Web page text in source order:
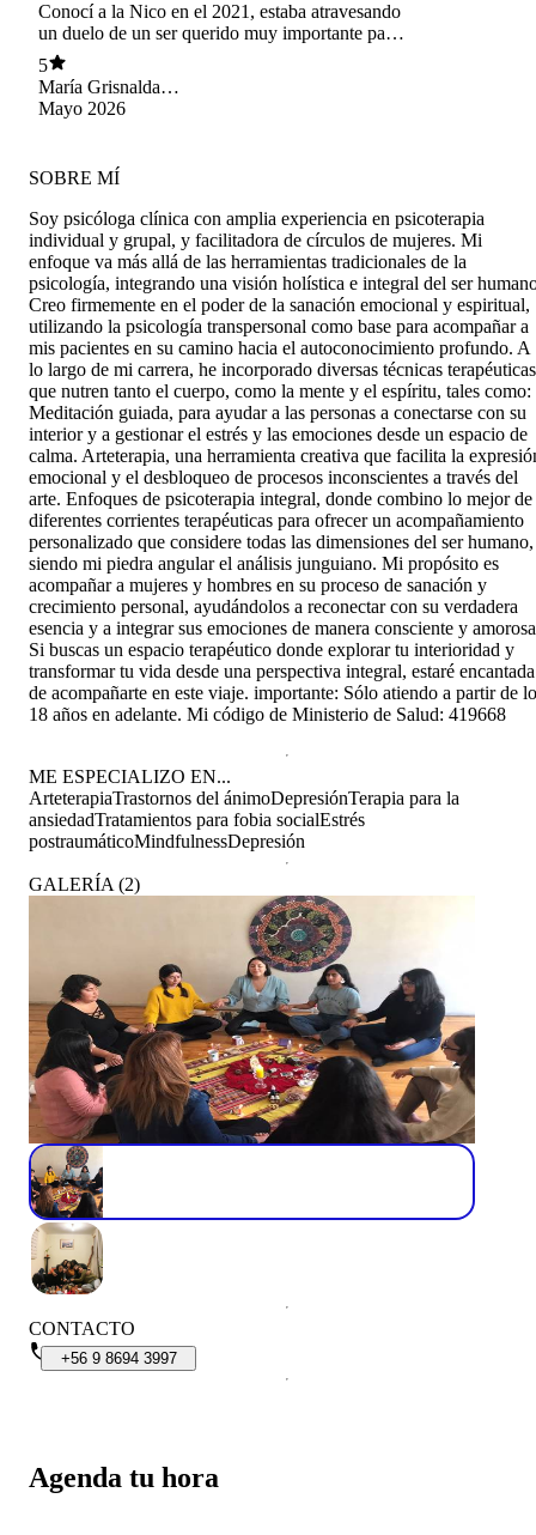
Conocí a la Nico en el 2021, estaba atravesando
un duelo de un ser querido muy importante para
mi y además siendo muy chica, con ella pude
ver luz y enfoque donde no lo encontraba, a lo
largo de los años e tenido varios regresos con
ella, siempre siendo una seca total, con mucha
referente de su carrera y a quién puedo la
recomiendo, porque realmente es maravillosa,
siempre le estaré agradecida y la llevaré en lo
profundo de mi corazón, los buenos
profesionales existen y ella lo es !!! Espero que
mas personas puedan llegar a ella para que les
brinde su guía y apoyo.
5
María Grisnalda
Silva
Mayo 2026
Agenda tu hora
SOBRE MÍ
Soy psicóloga clínica con amplia experiencia en psicoterapia
individual y grupal, y facilitadora de círculos de mujeres. Mi
enfoque va más allá de las herramientas tradicionales de la
psicología, integrando una visión holística e integral del ser
Creo firmemente en el poder de la sanación emocional y espiritual,
utilizando la psicología transpersonal como base para acompañar a
mis pacientes en su camino hacia el autoconocimiento profundo. A
lo largo de mi carrera, he incorporado diversas técnicas terapéuticas
que nutren tanto el cuerpo, como la mente y el espíritu, tales como:
Meditación guiada, para ayudar a las personas a conectarse con su
interior y a gestionar el estrés y las emociones desde un espacio de
calma. Arteterapia, una herramienta creativa que facilita la
emocional y el desbloqueo de procesos inconscientes a través del
arte. Enfoques de psicoterapia integral, donde combino lo mejor de
diferentes corrientes terapéuticas para ofrecer un acompañamiento
personalizado que considere todas las dimensiones del ser humano,
siendo mi piedra angular el análisis junguiano. Mi propósito es
acompañar a mujeres y hombres en su proceso de sanación y
crecimiento personal, ayudándolos a reconectar con su verdadera
esencia y a integrar sus emociones de manera consciente y
Si buscas un espacio terapéutico donde explorar tu interioridad y
transformar tu vida desde una perspectiva integral, estaré encantada
de acompañarte en este viaje. importante: Sólo atiendo a partir de
18 años en adelante. Mi código de Ministerio de Salud: 419668
ME ESPECIALIZO EN...
ArteterapiaTrastornos del ánimoDepresiónTerapia para la
ansiedadTratamientos para fobia socialEstrés
postraumáticoMindfulnessDepresión
GALERÍA (2)
CONTACTO
+56 9 8694 3997